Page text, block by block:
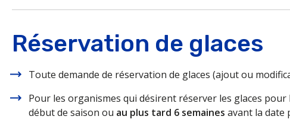
Horaire
Réservation de glaces
Toute demande de réservation de glaces (ajout ou
Pour les organismes qui désirent réserver les glaces
début de saison ou au plus tard 6 semaines avant la date